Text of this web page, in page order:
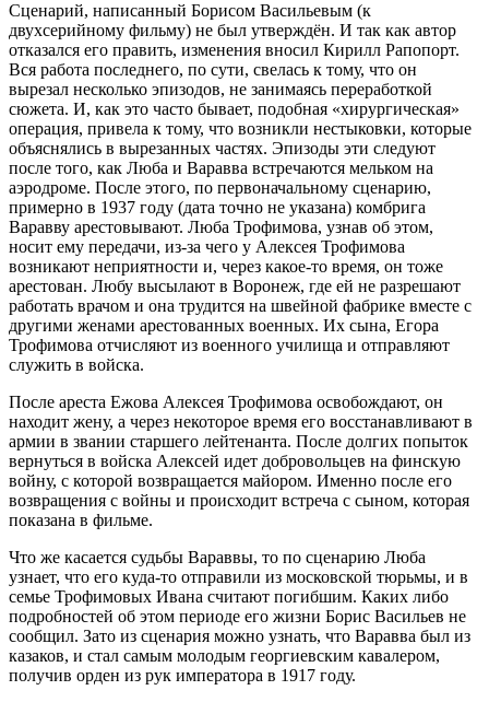
Сценарий, написанный Борисом Васильевым (к
двухсерийному фильму) не был утверждён. И так как автор
отказался его править, изменения вносил Кирилл Рапопорт.
Вся работа последнего, по сути, свелась к тому, что он
вырезал несколько эпизодов, не занимаясь переработкой
сюжета. И, как это часто бывает, подобная «хирургическая»
операция, привела к тому, что возникли нестыковки, которые
объяснялись в вырезанных частях. Эпизоды эти следуют
после того, как Люба и Варавва встречаются мельком на
аэродроме. После этого, по первоначальному сценарию,
примерно в 1937 году (дата точно не указана) комбрига
Варавву арестовывают. Люба Трофимова, узнав об этом,
носит ему передачи, из-за чего у Алексея Трофимова
возникают неприятности и, через какое-то время, он тоже
арестован. Любу высылают в Воронеж, где ей не разрешают
работать врачом и она трудится на швейной фабрике вместе с
другими женами арестованных военных. Их сына, Егора
Трофимова отчисляют из военного училища и отправляют
служить в войска.
После ареста Ежова Алексея Трофимова освобождают, он
находит жену, а через некоторое время его восстанавливают в
армии в звании старшего лейтенанта. После долгих попыток
вернуться в войска Алексей идет добровольцев на финскую
войну, с которой возвращается майором. Именно после его
возвращения с войны и происходит встреча с сыном, которая
показана в фильме.
Что же касается судьбы Вараввы, то по сценарию Люба
узнает, что его куда-то отправили из московской тюрьмы, и в
семье Трофимовых Ивана считают погибшим. Каких либо
подробностей об этом периоде его жизни Борис Васильев не
сообщил. Зато из сценария можно узнать, что Варавва был из
казаков, и стал самым молодым георгиевским кавалером,
получив орден из рук императора в 1917 году.